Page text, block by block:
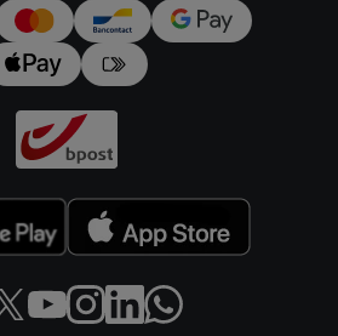
privacyverklaring.Je vindt het